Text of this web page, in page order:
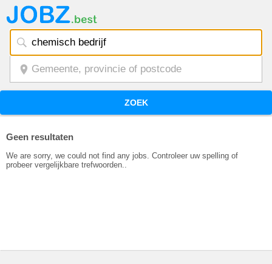
ZOEK
Geen resultaten
We are sorry, we could not find any jobs. Controleer uw spelling of
probeer vergelijkbare trefwoorden..